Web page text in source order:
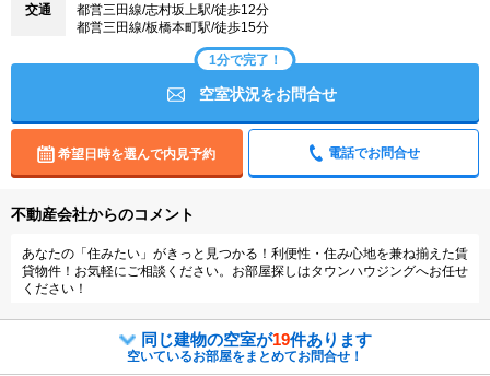
交通
都営三田線/志村坂上駅/徒歩12分
都営三田線/板橋本町駅/徒歩15分
1分で完了！
空室状況をお問合せ
希望日時を選んで内見予約 電話でお問合せ
不動産会社からのコメント
あなたの「住みたい」がきっと見つかる！利便性・住み心地を兼ね揃えた賃
貸物件！お気軽にご相談ください。お部屋探しはタウンハウジングへお任せ
ください！
同じ建物の空室が19件あります
空いているお部屋をまとめてお問合せ！